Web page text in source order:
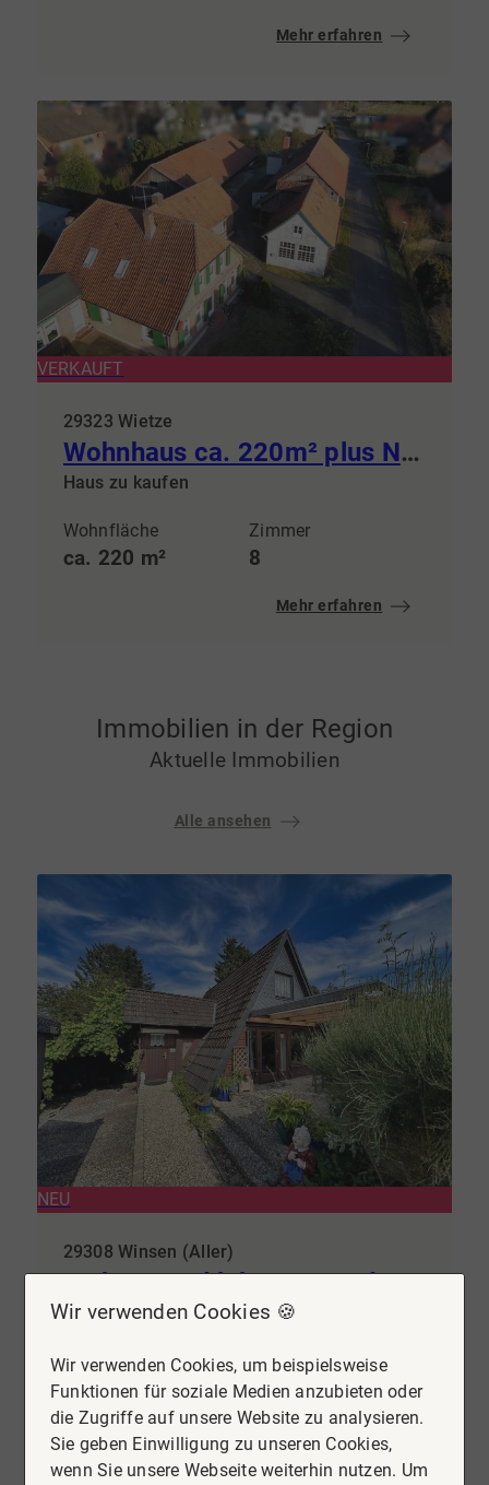
Mehr erfahren
VERKAUFT
29323 Wietze
Wohnhaus ca. 220m² plus Nebengelasse ca. 565m²
Haus zu kaufen
Wohnfläche
ca. 220 m²
Zimmer
8
Mehr erfahren
Immobilien in der Region
Aktuelle Immobilien
Alle ansehen
NEU
29308 Winsen (Aller)
Wohnen und leben wo andere
Urlaub machen
Wohnfläche
ca. 53 m²
Zimmer
3
Kaufpreis
Wir verwenden Cookies 🍪
Wir verwenden Cookies, um beispielsweise
Funktionen für soziale Medien anzubieten oder
die Zugriffe auf unsere Website zu analysieren.
Sie geben Einwilligung zu unseren Cookies,
wenn Sie unsere Webseite weiterhin nutzen. Um